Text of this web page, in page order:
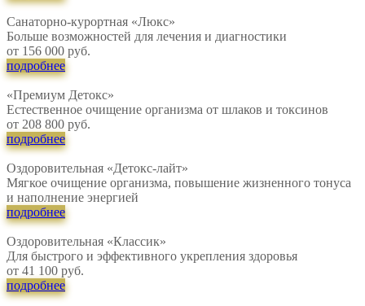
Санаторно-курортная «Люкс»
Больше возможностей для лечения и диагностики
от 156 000 руб.
подробнее
«Премиум Детокс»
Естественное очищение организма от шлаков и токсинов
от 208 800 руб.
подробнее
Оздоровительная «Детокс-лайт»
Мягкое очищение организма, повышение жизненного тонуса
и наполнение энергией
подробнее
Оздоровительная «Классик»
Для быстрого и эффективного укрепления здоровья
от 41 100 руб.
подробнее